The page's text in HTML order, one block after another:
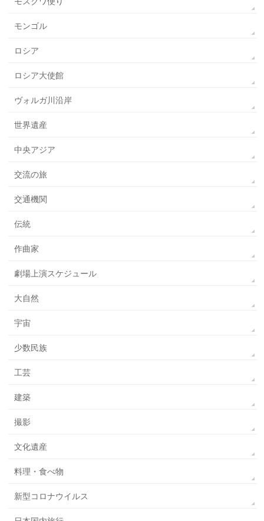
モンゴル
ロシア
ロシア大使館
ヴォルガ川沿岸
世界遺産
中央アジア
交流の旅
交通機関
伝統
作曲家
劇場上演スケジュール
大自然
宇宙
少数民族
工芸
建築
撮影
文化遺産
料理・食べ物
新型コロナウイルス